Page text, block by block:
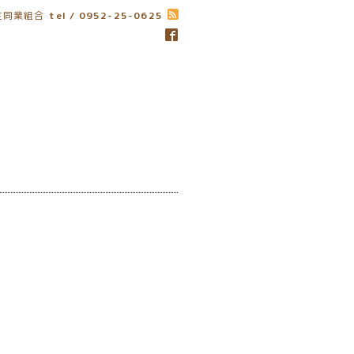
業組合 tel / 0952-25-0625